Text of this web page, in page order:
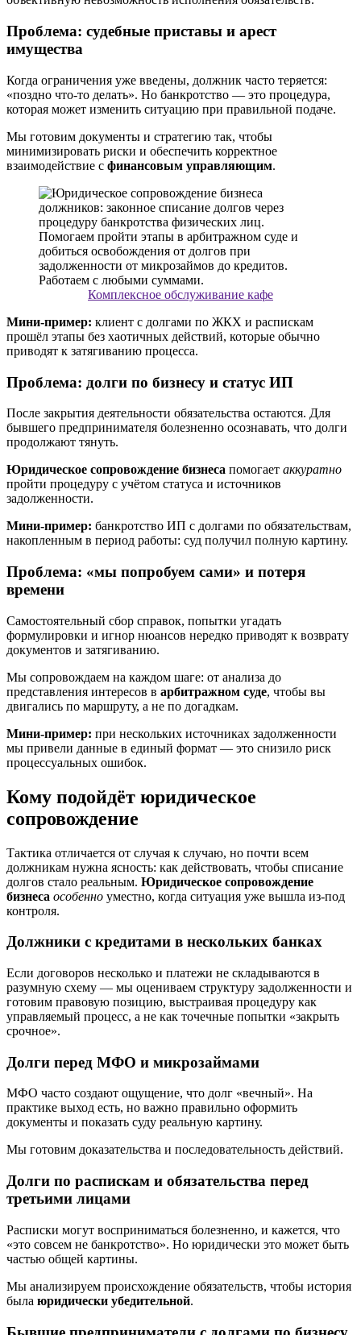
Проблема: судебные приставы и арест
имущества
Когда ограничения уже введены, должник часто теряется:
«поздно что-то делать». Но банкротство — это процедура,
которая может изменить ситуацию при правильной подаче.
Мы готовим документы и стратегию так, чтобы
минимизировать риски и обеспечить корректное
взаимодействие с финансовым управляющим.
Комплексное обслуживание кафе
Мини-пример: клиент с долгами по ЖКХ и распискам
прошёл этапы без хаотичных действий, которые обычно
приводят к затягиванию процесса.
Проблема: долги по бизнесу и статус ИП
После закрытия деятельности обязательства остаются. Для
бывшего предпринимателя болезненно осознавать, что долги
продолжают тянуть.
Юридическое сопровождение бизнеса помогает аккуратно
пройти процедуру с учётом статуса и источников
задолженности.
Мини-пример: банкротство ИП с долгами по обязательствам,
накопленным в период работы: суд получил полную картину.
Проблема: «мы попробуем сами» и потеря
времени
Самостоятельный сбор справок, попытки угадать
формулировки и игнор нюансов нередко приводят к возврату
документов и затягиванию.
Мы сопровождаем на каждом шаге: от анализа до
представления интересов в арбитражном суде, чтобы вы
двигались по маршруту, а не по догадкам.
Мини-пример: при нескольких источниках задолженности
мы привели данные в единый формат — это снизило риск
процессуальных ошибок.
Кому подойдёт юридическое
сопровождение
Тактика отличается от случая к случаю, но почти всем
должникам нужна ясность: как действовать, чтобы списание
долгов стало реальным. Юридическое сопровождение
бизнеса особенно уместно, когда ситуация уже вышла из-под
контроля.
Должники с кредитами в нескольких банках
Если договоров несколько и платежи не складываются в
разумную схему — мы оцениваем структуру задолженности и
готовим правовую позицию, выстраивая процедуру как
управляемый процесс, а не как точечные попытки «закрыть
срочное».
Долги перед МФО и микрозаймами
МФО часто создают ощущение, что долг «вечный». На
практике выход есть, но важно правильно оформить
документы и показать суду реальную картину.
Мы готовим доказательства и последовательность действий.
Долги по распискам и обязательства перед
третьими лицами
Расписки могут восприниматься болезненно, и кажется, что
«это совсем не банкротство». Но юридически это может быть
частью общей картины.
Мы анализируем происхождение обязательств, чтобы история
была юридически убедительной.